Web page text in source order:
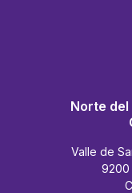
Norte
Valle de
9200